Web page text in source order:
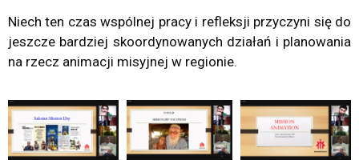
Niech ten czas wspólnej pracy i refleksji przyczyni się do
jeszcze bardziej skoordynowanych działań i planowania
na rzecz animacji misyjnej w regionie.